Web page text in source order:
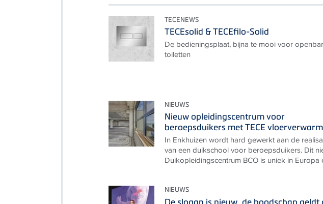
TECENEWS
TECEsolid & TECEfilo-Solid
De bedieningsplaat, bijna te mooi voor
toiletten
NIEUWS
Nieuw opleidingscentrum voor
beroepsduikers met TECE
In Enkhuizen wordt hard gewerkt aan de
van een duikschool voor beroepsduikers. Dit
Duikopleidingscentrum BCO is uniek in Europa
NIEUWS
De slogan is nieuw, de boodschap geldt